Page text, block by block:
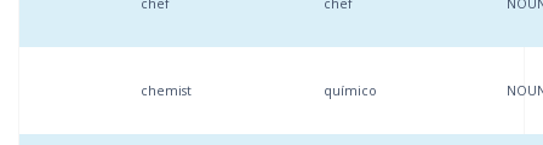
chef chef
chemist químico